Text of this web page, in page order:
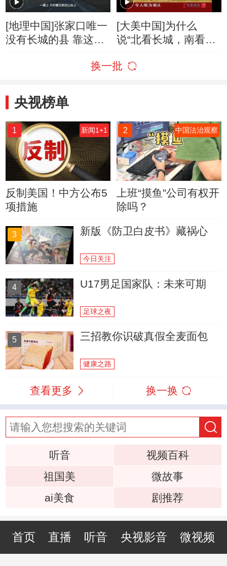
[地理中国]张家口唯一
没有长城的县 靠这些
[大美中国]为什么
说“北看长城，南看土
换一批
央视榜单
1 新闻1+1
反制美国！中方公布5
项措施
2 中国法治观察
上班“摸鱼”公司有权开
除吗？
3 新版《防卫白皮书》藏祸心
今日关注
4 U17男足国家队：未来可期
足球之夜
5 三招教你识破真假全麦面包
健康之路
查看更多 换一换
听音
视频百科
祖国美
微故事
ai美食
剧推荐
首页 直播 听音 央视影音 微视频